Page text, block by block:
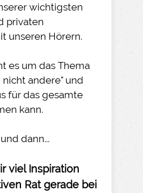
wichtigsten
privaten
unseren Hörern.
es um das Thema
nicht andere" und
für das gesamte
kann.
dann...
viel Inspiration
Rat gerade bei